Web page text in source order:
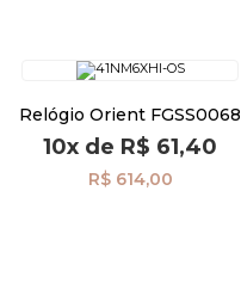
Relógio Orient FGSS0068
S2KX
10x de R$ 61,40
R$ 614,00